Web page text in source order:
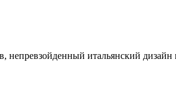
непревзойденный итальянский